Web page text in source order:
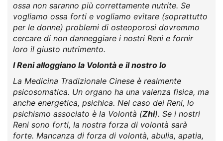
ossa non saranno più correttamente nutrite. Se
vogliamo ossa forti e vogliamo evitare (soprattutto
per le donne) problemi di osteoporosi dovremmo
cercare di non danneggiare i nostri Reni e fornir
loro il giusto nutrimento.
I Reni alloggiano la Volontà e il nostro Io
La Medicina Tradizionale Cinese è realmente
psicosomatica. Un organo ha una valenza fisica, ma
anche energetica, psichica. Nel caso dei Reni, lo
psichismo associato è la Volontà (Zhi). Se i nostri
Reni sono forti, la nostra forza di volontà sarà
forte. Mancanza di forza di volontà, abulia, apatia,